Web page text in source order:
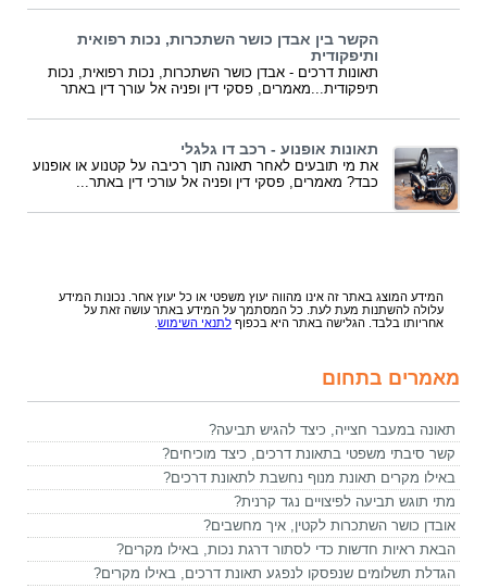
הקשר בין אבדן כושר השתכרות, נכות רפואית
ותיפקודית
תאונות דרכים - אבדן כושר השתכרות, נכות רפואית, נכות
תיפקודית...מאמרים, פסקי דין ופניה אל עורך דין באתר
תאונות אופנוע - רכב דו גלגלי
את מי תובעים לאחר תאונה תוך רכיבה על קטנוע או אופנוע
כבד? מאמרים, פסקי דין ופניה אל עורכי דין באתר...
המידע המוצג באתר זה אינו מהווה יעוץ משפטי או כל יעוץ אחר. נכונות המידע
עלולה להשתנות מעת לעת. כל המסתמך על המידע באתר עושה זאת על
אחריותו בלבד. הגלישה באתר היא בכפוף לתנאי השימוש
מאמרים בתחום
תאונה במעבר חצייה, כיצד להגיש תביעה?
קשר סיבתי משפטי בתאונת דרכים, כיצד מוכיחים?
באילו מקרים תאונת מנוף נחשבת לתאונת דרכים?
מתי תוגש תביעה לפיצויים נגד קרנית?
אובדן כושר השתכרות לקטין, איך מחשבים?
הבאת ראיות חדשות כדי לסתור דרגת נכות, באילו מקרים?
הגדלת תשלומים שנפסקו לנפגע תאונת דרכים, באילו מקרים?